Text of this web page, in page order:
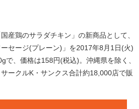
産鶏のサラダチキン」の新商品として、
ーセージ(プレーン)」を2017年8月1日(火)
で、価格は158円(税込)。沖縄県を除く、
ークルK・サンクス合計約18,000店で販